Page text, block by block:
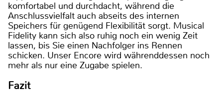
komfortabel und durchdacht, während die
Anschlussvielfalt auch abseits des internen
Speichers für genügend Flexibilität sorgt. Musical
Fidelity kann sich also ruhig noch ein wenig Zeit
lassen, bis Sie einen Nachfolger ins Rennen
schicken. Unser Encore wird währenddessen noch
mehr als nur eine Zugabe spielen.
Fazit